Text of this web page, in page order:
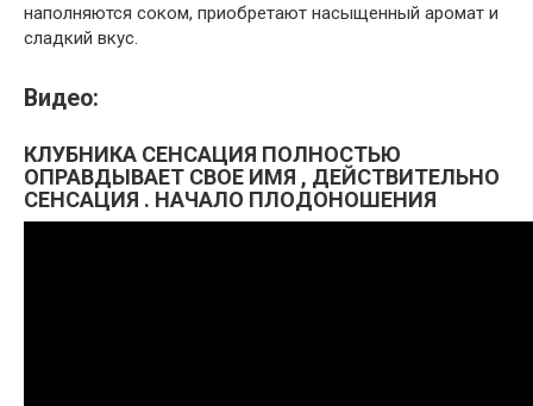
наполняются соком, приобретают насыщенный аромат и
сладкий вкус.
Видео:
КЛУБНИКА СЕНСАЦИЯ ПОЛНОСТЬЮ
ОПРАВДЫВАЕТ СВОЕ ИМЯ , ДЕЙСТВИТЕЛЬНО
СЕНСАЦИЯ . НАЧАЛО ПЛОДОНОШЕНИЯ